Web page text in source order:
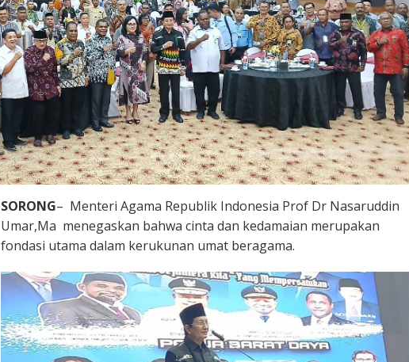
SORONG– Menteri Agama Republik Indonesia Prof Dr Nasaruddin
Umar,Ma menegaskan bahwa cinta dan kedamaian merupakan
fondasi utama dalam kerukunan umat beragama.